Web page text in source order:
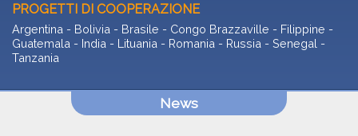
PROGETTI DI COOPERAZIONE
Argentina - Bolivia - Brasile - Congo Brazzaville - Filippine -
Guatemala - India - Lituania - Romania - Russia - Senegal -
Tanzania
News